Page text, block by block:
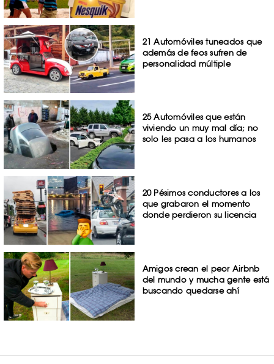
21 Automóviles tuneados que
además de feos sufren de
personalidad múltiple
25 Automóviles que están
viviendo un muy mal día; no
solo les pasa a los humanos
20 Pésimos conductores a los
que grabaron el momento
donde perdieron su licencia
Amigos crean el peor Airbnb
del mundo y mucha gente está
buscando quedarse ahí